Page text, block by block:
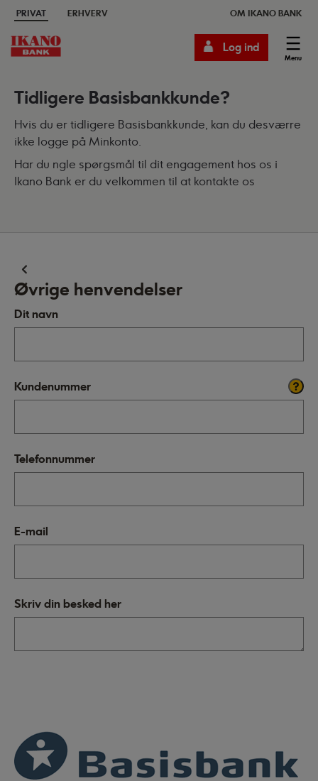
PRIVAT ERHVERV OM IKANO BANK
Menu
Log ind
Tidligere Basisbankkunde?
Hvis du er tidligere Basisbankkunde, kan du desværre
ikke logge på Minkonto.
Har du ngle spørgsmål til dit engagement hos os i
Ikano Bank er du velkommen til at kontakte os
Øvrige henvendelser
Dit navn
Kundenummer
Telefonnummer
E-mail
Skriv din besked her